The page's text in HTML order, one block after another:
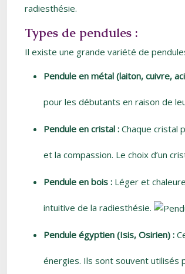
radiesthésie.
Types de pendules :
Il existe une grande variété de
Pendule en métal (laiton, cuivre,
pour les débutants en raison de
Pendule en cristal : Chaque cristal
et la compassion. Le choix d’un
Pendule en bois : Léger et
intuitive de la radiesthésie.
Pendule égyptien (Isis, Osirien) :
énergies. Ils sont souvent utilisés